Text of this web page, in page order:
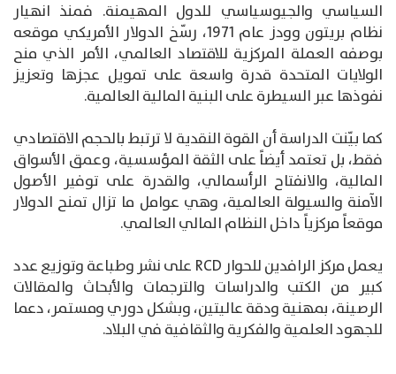
السياسي والجيوسياسي للدول المهيمنة. فمنذ انهيار
نظام بريتون وودز عام 1971، رسّخ الدولار الأمريكي موقعه
بوصفه العملة المركزية للاقتصاد العالمي، الأمر الذي منح
الولايات المتحدة قدرة واسعة على تمويل عجزها وتعزيز
نفوذها عبر السيطرة على البنية المالية العالمية.
كما بيّنت الدراسة أن القوة النقدية لا ترتبط بالحجم الاقتصادي
فقط، بل تعتمد أيضاً على الثقة المؤسسية، وعمق الأسواق
المالية، والانفتاح الرأسمالي، والقدرة على توفير الأصول
الآمنة والسيولة العالمية، وهي عوامل ما تزال تمنح الدولار
موقعاً مركزياً داخل النظام المالي العالمي.
يعمل مركز الرافدين للحوار RCD على نشر وطباعة وتوزيع عدد
كبير من الكتب والدراسات والترجمات والأبحاث والمقالات
الرصينة، بمهنية ودقة عاليتين، وبشكل دوري ومستمر، دعما
للجهود العلمية والفكرية والثقافية في البلاد.